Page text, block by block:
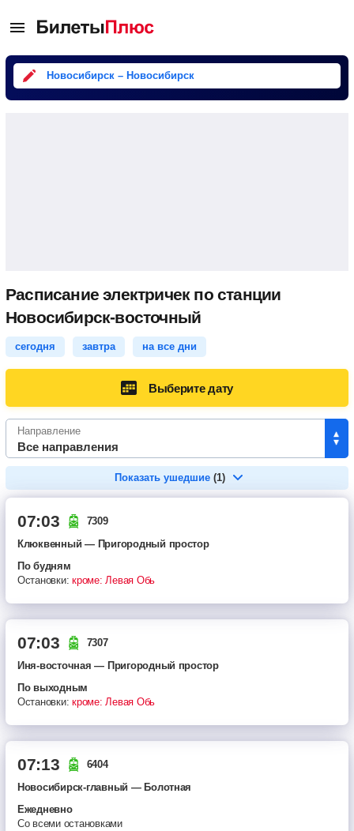
Новосибирск – Новосибирск
Расписание электричек по станции
Новосибирск-восточный
сегодня завтра на все дни
Выберите дату
Направление
Все направления
Показатьушедшие (1)
07:03
7309
Клюквенный — Пригородный простор
по будням
Остановки:кроме: Левая Обь
07:03
7307
Иня-восточная — Пригородный простор
по выходным
Остановки:кроме: Левая Обь
07:13
6404
Новосибирск-главный — Болотная
ежедневно
Со всеми остановками